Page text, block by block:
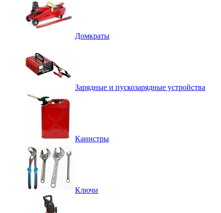
Домкраты
Зарядные и пускозарядные устройства
Канистры
Ключи